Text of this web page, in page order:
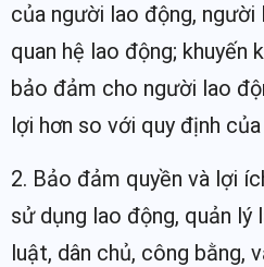
của người lao động,
quan hệ lao động; khuyến
bảo đảm cho người lao
lợi hơn so với quy định
2. Bảo đảm quyền và lợi
sử dụng lao động, quản lý
luật, dân chủ, công bằng,